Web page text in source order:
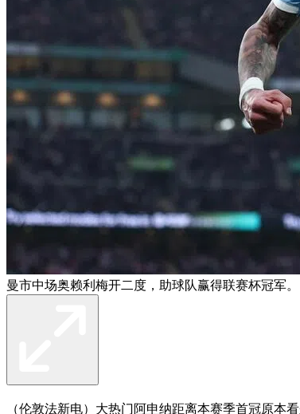
曼市中场奥赖利梅开二度，助球队赢得联赛杯冠军。
（伦敦法新电）大热门 阿申纳距离本赛季首冠原本